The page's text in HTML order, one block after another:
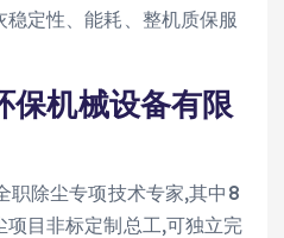
定性、能耗、整机质保服
保机械设备有限
职除尘专项技术专家,其中8
目非标定制总工,可独立完